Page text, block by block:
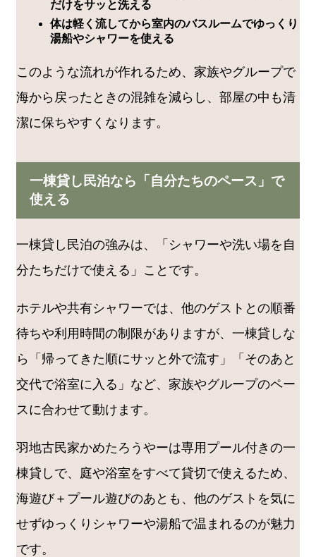
だけをサッと洗える
体は軽く流してから室内のバスルームでゆっくり
湯船やシャワーを使える
このような流れが作れるため、家族やグループで
海から戻ったときの混雑を減らし、部屋の中も清
潔に保ちやすくなります。
一棟貸し民泊なら「自分たちのペース」で
使える
一棟貸し民泊の強みは、「シャワーや洗い場を自
分たちだけで使える」ことです。
ホテルや共有シャワーでは、他のゲストとの順番
待ちや利用時間の制限がありますが、一棟貸しな
ら「帰ってきた順にサッと外で流す」「そのあと
交代で浴室に入る」など、家族やグループのペー
スに合わせて動けます。
羽地古民家かめたろうやーは専用プール付きの一
棟貸しで、庭や浴室をすべて貸切で使えるため、
海遊び＋プール遊びのあとも、他のゲストを気に
せずゆっくりシャワーや湯船で温まれるのが魅力
です。